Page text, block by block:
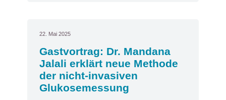
22. Mai 2025
Gastvortrag: Dr. Mandana
Jalali erklärt neue Methode
der nicht-invasiven
Glukosemessung